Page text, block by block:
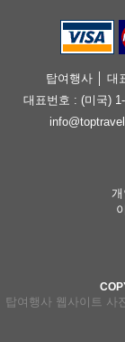
탑여행사 │ 대
대표번호 : (미국)
탑여행사 웹사이트 사